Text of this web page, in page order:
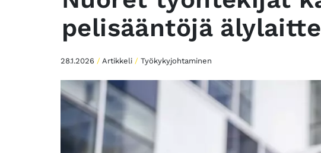
pelisääntöjä
28.1.2026 / Artikkeli / Työkykyjohtaminen